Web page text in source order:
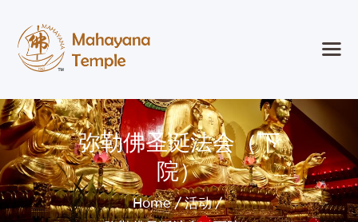
弥勒佛圣诞法会（下
院）
Home
活动
首頁
紐約大乘寺
活動
弘法事業
參觀